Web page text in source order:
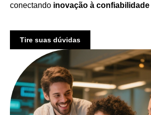
conectando inovação à confiabilidade
Tire suas dúvidas